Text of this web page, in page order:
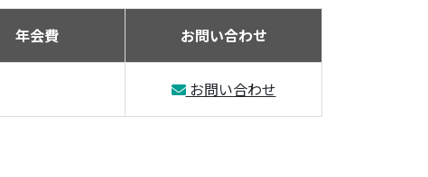
年会費 お問い合わせ
お問い合わせ